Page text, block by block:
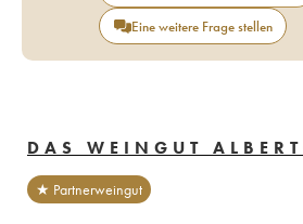
Eine weitere Frage stellen
DAS WEINGUT
★ Partnerweingut